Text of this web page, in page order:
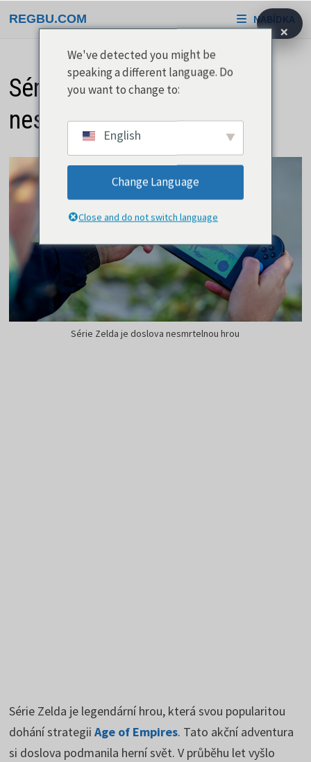
na
REGBU.COM NABÍDKA
Série Zelda je doslova
nesmrtelnou hrou
Série Zelda je doslova nesmrtelnou hrou
Série Zelda je legendární hrou, která svou popularitou
dohání strategiiAge of Empires. Tato akční adventura
si doslova podmanila herní svět. V průběhu let vyšlo
×
We've detected you might be
speaking a different language. Do
you want to change to:
English
Change Language
Close and do not switch language